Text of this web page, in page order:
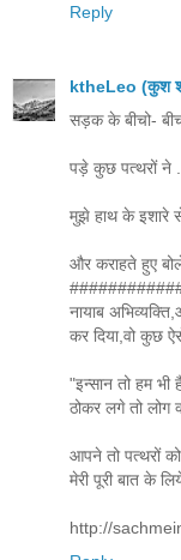
Reply
ktheLeo (कुश
सड़क के बीचो-
पड़े कुछ पत्थरों ने ...
मुझे हाथ के इशारे
और कराहते हुए
नायाब
कर दिया,वो कुछ
"इन्सान तो हम भी
ठोकर लगे तो लोग
आपने तो पत्थरों को
मेरी पूरी बात के
http://